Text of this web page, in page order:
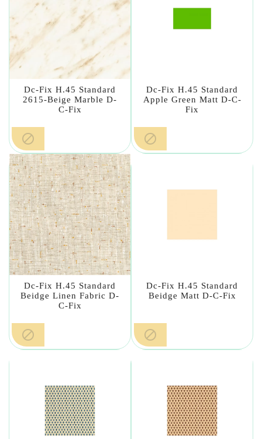
Dc-Fix H.45 Standard
2615-Beige Marble D-
C-Fix

Dc-Fix H.45 Standard
Apple Green Matt D-C-
Fix

Dc-Fix H.45 Standard
Beidge Linen Fabric D-
C-Fix

Dc-Fix H.45 Standard
Beidge Matt D-C-Fix
